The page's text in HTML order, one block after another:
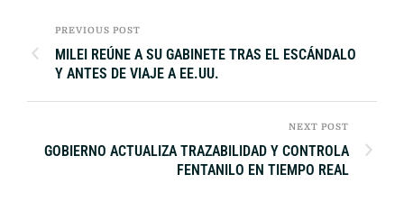
PREVIOUS POST
MILEI REÚNE A SU GABINETE TRAS EL ESCÁNDALO
Y ANTES DE VIAJE A EE.UU.
NEXT POST
GOBIERNO ACTUALIZA TRAZABILIDAD Y CONTROLA
FENTANILO EN TIEMPO REAL